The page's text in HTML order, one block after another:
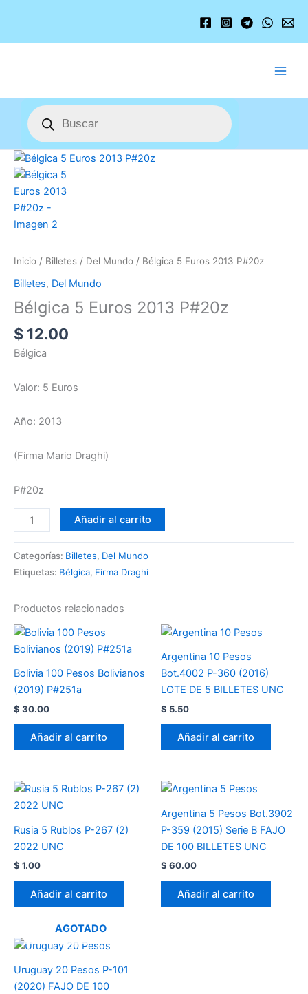
contenido
Búsqueda
de
productos
Inicio / Billetes / Del Mundo / Bélgica 5 Euros 2013 P#20z
Billetes, Del Mundo
Bélgica 5 Euros 2013 P#20z
$ 12.00
Bélgica
Valor: 5 Euros
Año: 2013
(Firma Mario Draghi)
P#20z
Bélgica
5
Euros
2013
P#20z
Añadir al carrito
Categorías: Billetes, Del Mundo
Etiquetas: Bélgica, Firma Draghi
Productos relacionados
Bolivia 100 Pesos Bolivianos
(2019) P#251a
$ 30.00
Añadir al carrito
Argentina 10 Pesos
Bot.4002 P-360 (2016)
LOTE DE 5 BILLETES UNC
$ 5.50
Añadir al carrito
Rusia 5 Rublos P-267 (2)
2022 UNC
$ 1.00
Añadir al carrito
Argentina 5 Pesos Bot.3902
P-359 (2015) Serie B FAJO
DE 100 BILLETES UNC
$ 60.00
Añadir al carrito
AGOTADO
Uruguay 20 Pesos P-101
(2020) FAJO DE 100